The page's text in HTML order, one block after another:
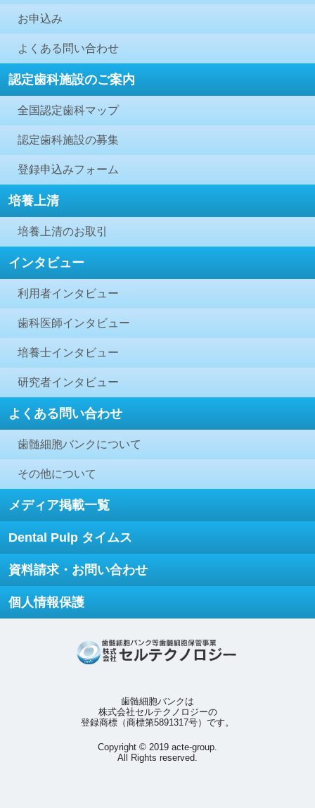
お申込み
よくある問い合わせ
認定歯科施設のご案内
全国認定歯科マップ
認定歯科施設の募集
登録申込みフォーム
培養上清
培養上清のお取引
インタビュー
利用者インタビュー
歯科医師インタビュー
培養士インタビュー
研究者インタビュー
よくある問い合わせ
歯髄細胞バンクについて
その他について
メディア掲載一覧
Dental Pulp タイムス
資料請求・お問い合わせ
個人情報保護
歯髄細胞バンクは
株式会社セルテクノロジーの
登録商標（商標第5891317号）です。
Copyright © 2019 acte-group.
All Rights reserved.